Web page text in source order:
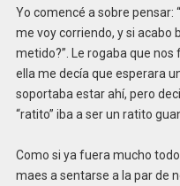
Yo comencé a sobre pensar:
me voy corriendo, y si acabo
metido?”. Le rogaba que
ella me decía que esperara
soportaba estar ahí, pero
“ratito” iba a ser un ratito
Como si ya fuera mucho
maes a sentarse a la par de